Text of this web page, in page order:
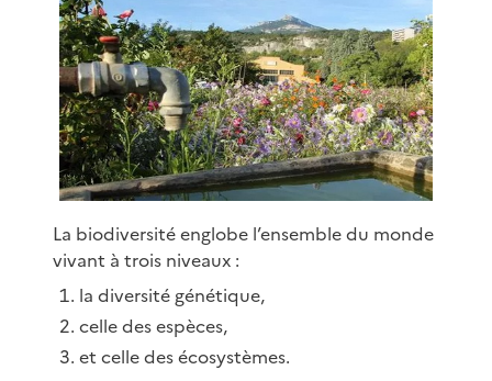
La biodiversité englobe l’ensemble du monde
vivant à trois niveaux :
la diversité génétique,
celle des espèces,
et celle des écosystèmes.